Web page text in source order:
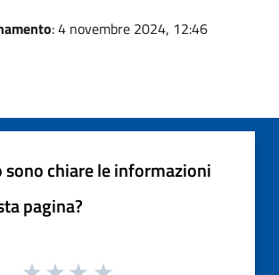
: 4 novembre 2024, 12:46
sono chiare le informazioni
pagina?